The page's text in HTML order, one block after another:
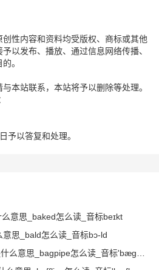
性内容和资料均受版权、商标或其他
以发布、播放、通过信息网络传播、
。
本站联系，本站将予以删除等处理。
予以答复和处理。
意思_baked怎么读_音标beɪkt
意思_bald怎么读_音标bɔ-ld